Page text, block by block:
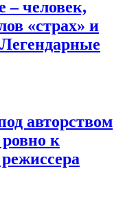
– человек,
«страх» и
авторством
к